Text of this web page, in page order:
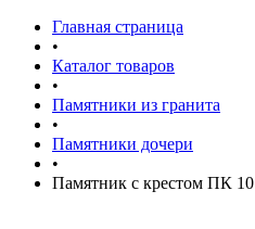
Главная страница
•
Каталог товаров
•
Памятники из гранита
•
Памятники дочери
•
Памятник с крестом ПК 10